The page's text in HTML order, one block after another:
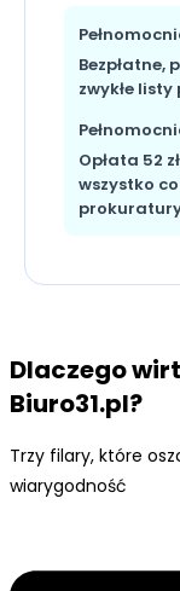
Bezpłatne,
zwykłe
Opłata 52
wszystko
Dlaczego
Biuro31.pl?
Trzy filary, które
wiarygodność